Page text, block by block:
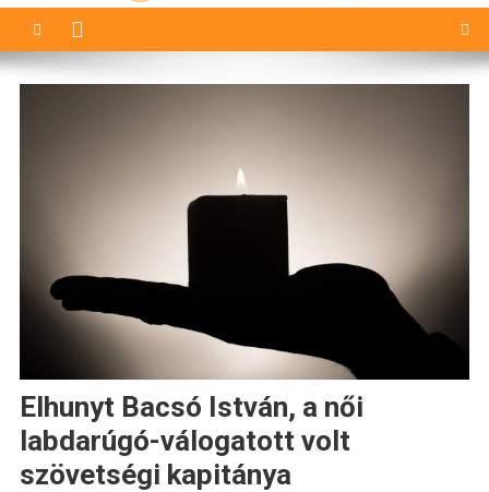
Elhunyt Bacsó István, a női
labdarúgó-válogatott volt
szövetségi kapitánya